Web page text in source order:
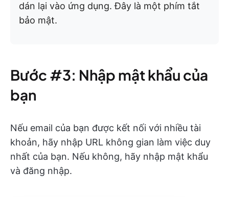
dán lại vào ứng dụng. Đây là một phím tắt
bảo mật.
Bước #3: Nhập mật khẩu của
bạn
Nếu email của bạn được kết nối với nhiều tài
khoản, hãy nhập URL không gian làm việc duy
nhất của bạn. Nếu không, hãy nhập mật khẩu
và đăng nhập.